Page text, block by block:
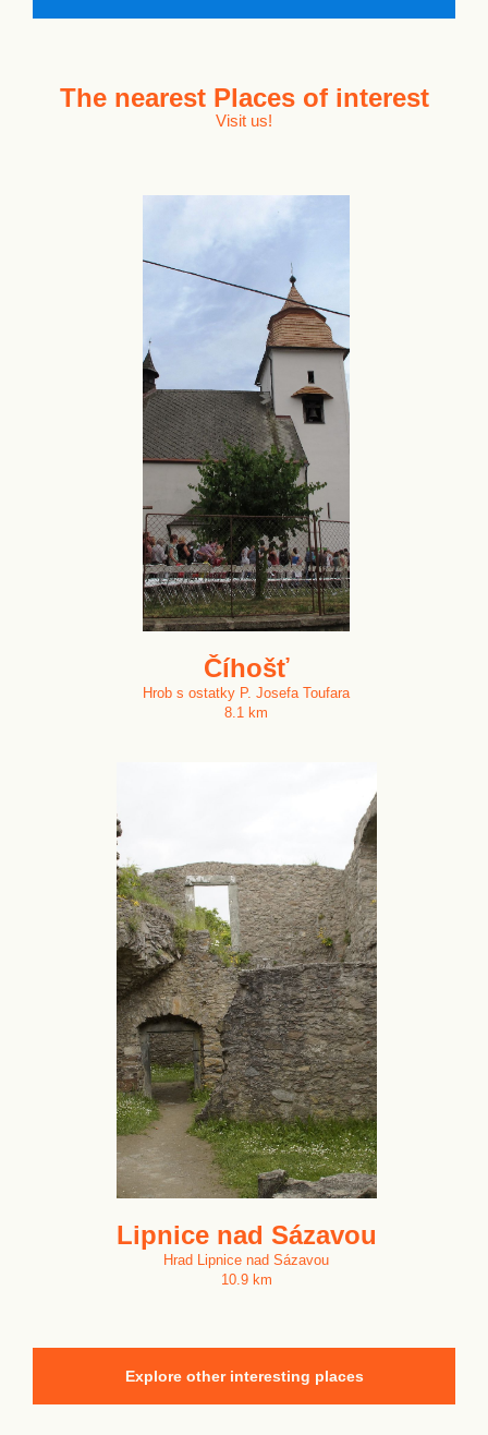
The nearest Places of interest
Visit us!
Číhošť
Hrob s ostatky P. Josefa Toufara
8.1 km
Lipnice nad Sázavou
Hrad Lipnice nad Sázavou
10.9 km
Explore other interesting places